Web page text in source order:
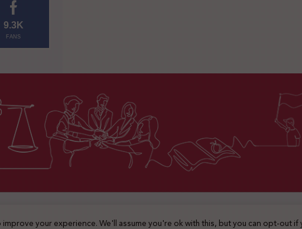
9.3K
FANS
2025 © جميع الحقوق محفوظة
your experience. We'll assume you're ok with this, but you can opt-out if